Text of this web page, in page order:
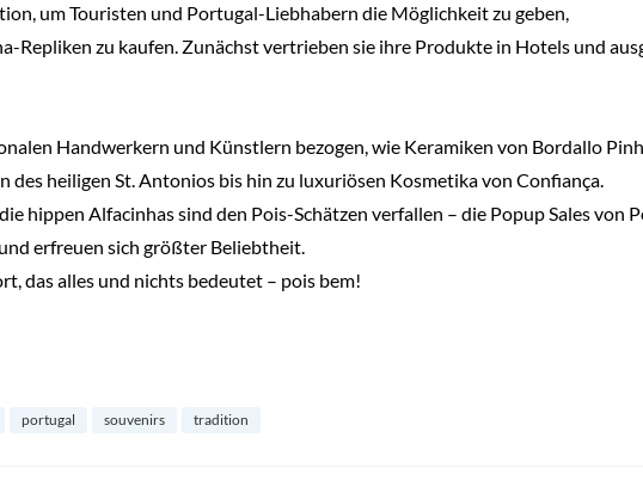
um Touristen und Portugal-Liebhabern die Möglichkeit zu geben,
Repliken zu kaufen. Zunächst vertrieben sie ihre Produkte in Hotels und
Handwerkern und Künstlern bezogen, wie Keramiken von Bordallo
heiligen St. Antonios bis hin zu luxuriösen Kosmetika von Confiança.
hippen Alfacinhas sind den Pois-Schätzen verfallen – die Popup Sales von
erfreuen sich größter Beliebtheit.
das alles und nichts bedeutet – pois bem!
portugal souvenirs tradition